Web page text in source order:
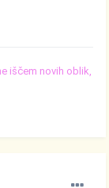
iščem novih oblik,